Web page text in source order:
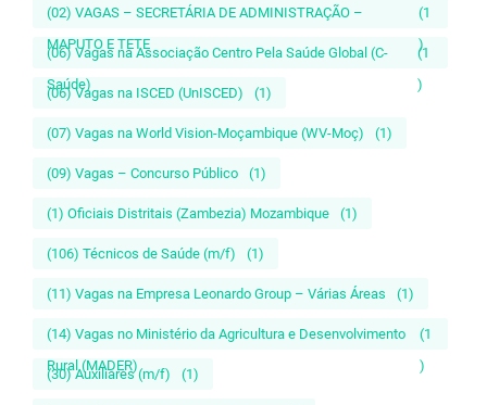
(02) VAGAS – SECRETÁRIA DE ADMINISTRAÇÃO –
MAPUTO E TETE
(1
)
(06) Vagas na Associação Centro Pela Saúde Global (C-
Saúde)
(1
)
(06) Vagas na ISCED (UnISCED) (1)
(07) Vagas na World Vision-Moçambique (WV-Moç) (1)
(09) Vagas – Concurso Público (1)
(1) Oficiais Distritais (Zambezia) Mozambique (1)
(106) Técnicos de Saúde (m/f) (1)
(11) Vagas na Empresa Leonardo Group – Várias Áreas (1)
(14) Vagas no Ministério da Agricultura e Desenvolvimento
Rural (MADER)
(1
)
(30) Auxiliares (m/f) (1)